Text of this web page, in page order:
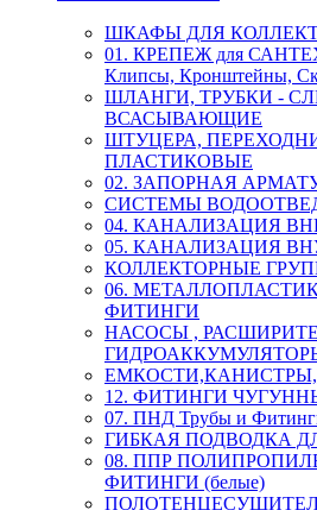
ШКАФЫ ДЛЯ
01. КРЕПЕЖ для
Клипсы, Кронштейны,
ШЛАНГИ, ТРУБКИ -
ВСАСЫВАЮЩИЕ
ШТУЦЕРА,
ПЛАСТИКОВЫЕ
02. ЗАПОРНАЯ
СИСТЕМЫ
04. КАНАЛИЗАЦИЯ
05. КАНАЛИЗАЦИЯ
КОЛЛЕКТОРНЫЕ
06.
ФИТИНГИ
НАСОСЫ ,
12. ФИТИНГИ
07. ПНД Трубы и
ГИБКАЯ ПОДВОДКА
08. ППР
ФИТИНГИ (белые)